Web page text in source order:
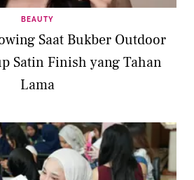
BEAUTY
Saat Bukber Outdoor
Satin Finish yang Tahan
Lama